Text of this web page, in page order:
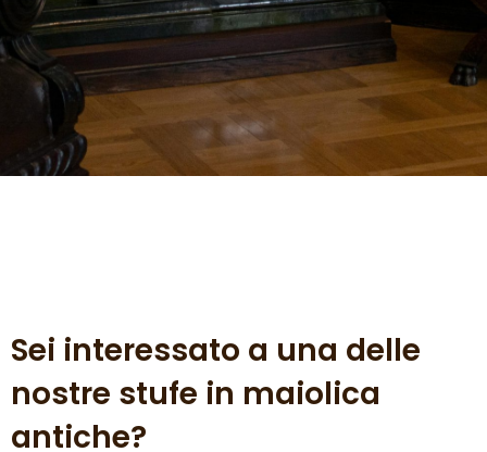
Sei interessato a una delle
nostre stufe in maiolica
antiche?